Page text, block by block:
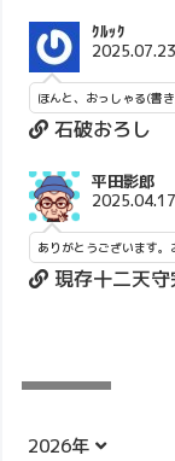
ｸﾙｯｸ
2025.07.23
ほんと、おっしゃる(書
石破おろし
平田影郎
2025.04.17
ありがとうございます
現存十二天
2026年